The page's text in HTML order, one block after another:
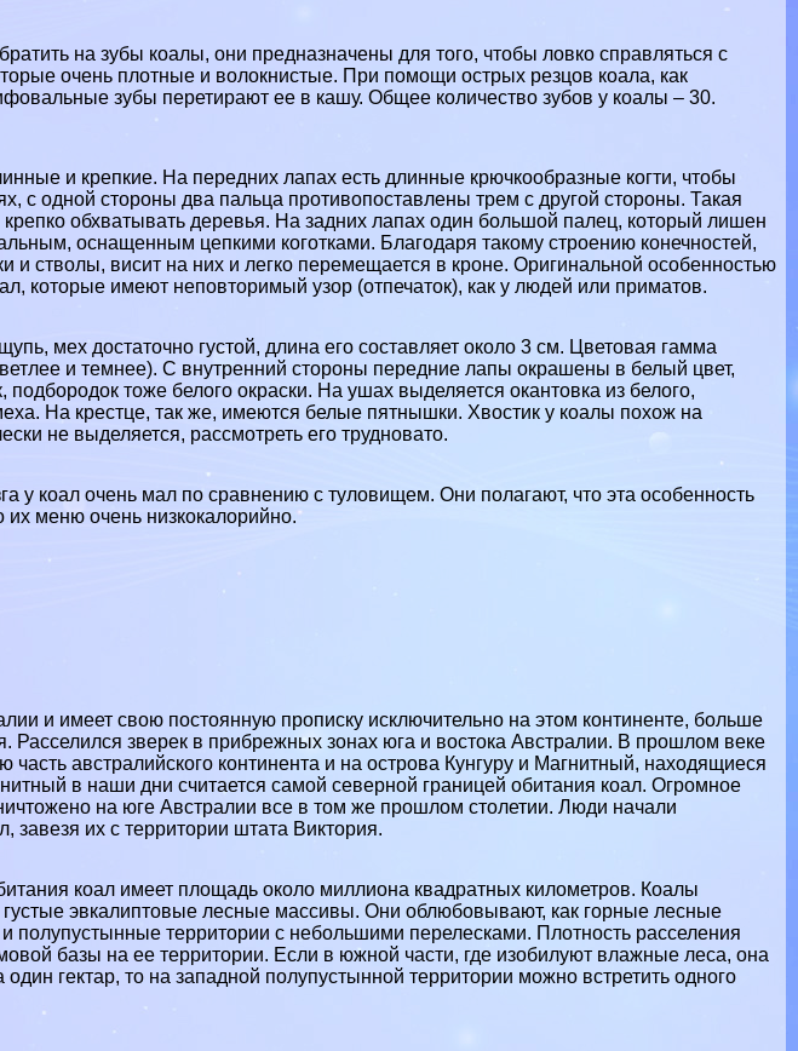
на зубы коалы, они предназначены для того, чтобы ловко справляться с
очень плотные и волокнистые. При помощи острых резцов коала, как
зубы перетирают ее в кашу. Общее количество зубов у коалы – 30.
и крепкие. На передних лапах есть длинные крючкообразные когти, чтобы
с одной стороны два пальца противопоставлены трем с другой стороны. Такая
обхватывать деревья. На задних лапах один большой палец, который лишен
оснащенным цепкими коготками. Благодаря такому строению конечностей,
и стволы, висит на них и легко перемещается в кроне. Оригинальной особенностью
которые имеют неповторимый узор (отпечаток), как у людей или приматов.
мех достаточно густой, длина его составляет около 3 см. Цветовая гамма
и темнее). С внутренний стороны передние лапы окрашены в белый цвет,
тоже белого окраски. На ушах выделяется окантовка из белого,
На крестце, так же, имеются белые пятнышки. Хвостик у коалы похож на
не выделяется, рассмотреть его трудновато.
у коал очень мал по сравнению с туловищем. Они полагают, что эта особенность
их меню очень низкокалорийно.
и имеет свою постоянную прописку исключительно на этом континенте, больше
Расселился зверек в прибрежных зонах юга и востока Австралии. В прошлом веке
австралийского континента и на острова Кунгуру и Магнитный, находящиеся
в наши дни считается самой северной границей обитания коал. Огромное
на юге Австралии все в том же прошлом столетии. Люди начали
завезя их с территории штата Виктория.
коал имеет площадь около миллиона квадратных километров. Коалы
эвкалиптовые лесные массивы. Они облюбовывают, как горные лесные
полупустынные территории с небольшими перелесками. Плотность расселения
базы на ее территории. Если в южной части, где изобилуют влажные леса, она
гектар, то на западной полупустынной территории можно встретить одного